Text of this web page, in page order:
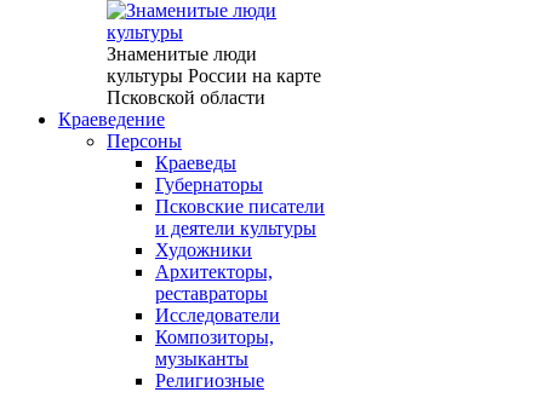
Знаменитые люди
культуры России на карте
Псковской области
Краеведение
Персоны
Краеведы
Губернаторы
Псковские писатели
и деятели культуры
Художники
Архитекторы,
реставраторы
Исследователи
Композиторы,
музыканты
Религиозные